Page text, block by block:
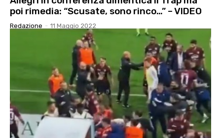
poi rimedia: “Scusate, sono rinco…” – VIDEO
Redazione - 11 Maggio 2022